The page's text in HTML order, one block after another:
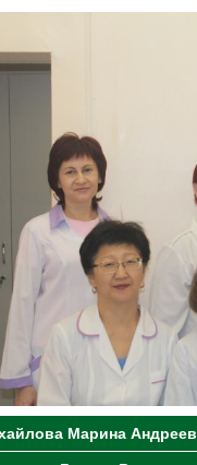
Марина